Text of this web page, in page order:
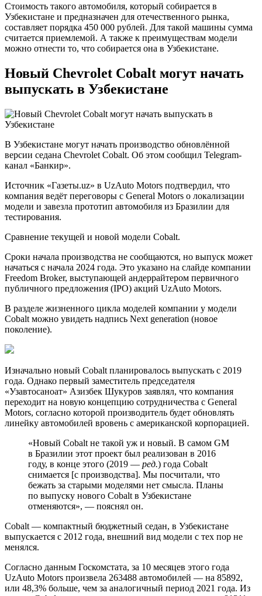
Стоимость такого автомобиля, который собирается в
Узбекистане и предназначен для отечественного рынка,
составляет порядка 450 000 рублей. Для такой машины сумма
считается приемлемой. А также к преимуществам модели
можно отнести то, что собирается она в Узбекистане.
Новый Chevrolet Cobalt могут начать
выпускать в Узбекистане
В Узбекистане могут начать производство обновлённой
версии седана Chevrolet Cobalt. Об этом сообщил Telegram-
канал «Банкир».
Источник «Газеты.uz» в UzAuto Motors подтвердил, что
компания ведёт переговоры с General Motors о локализации
модели и завезла прототип автомобиля из Бразилии для
тестирования.
Сравнение текущей и новой модели Cobalt.
Сроки начала производства не сообщаются, но выпуск может
начаться с начала 2024 года. Это указано на слайде компании
Freedom Broker, выступающей андеррайтером первичного
публичного предложения (IPO) акций UzAuto Motors.
В разделе жизненного цикла моделей компании у модели
Cobalt можно увидеть надпись Next generation (новое
поколение).
Изначально новый Cobalt планировалось выпускать с 2019
года. Однако первый заместитель председателя
«Узавтосаноат» Азизбек Шукуров заявлял, что компания
переходит на новую концепцию сотрудничества с General
Motors, согласно которой производитель будет обновлять
линейку автомобилей вровень с американской корпорацией.
«Новый Cobalt не такой уж и новый. В самом GM
в Бразилии этот проект был реализован в 2016
году, в конце этого (2019 — ред.) года Cobalt
снимается [с производства]. Мы посчитали, что
бежать за старыми моделями нет смысла. Планы
по выпуску нового Cobalt в Узбекистане
отменяются», — пояснял он.
Cobalt — компактный бюджетный седан, в Узбекистане
выпускается с 2012 года, внешний вид модели с тех пор не
менялся.
Согласно данным Госкомстата, за 10 месяцев этого года
UzAuto Motors произвела 263488 автомобилей — на 85892,
или 48,3% больше, чем за аналогичный период 2021 года. Из